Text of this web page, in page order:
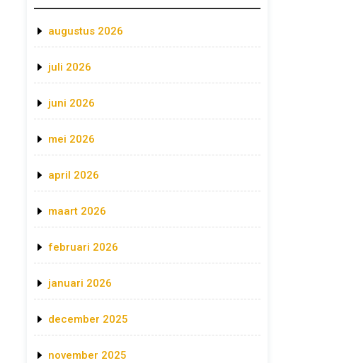
augustus 2026
juli 2026
juni 2026
mei 2026
april 2026
maart 2026
februari 2026
januari 2026
december 2025
november 2025